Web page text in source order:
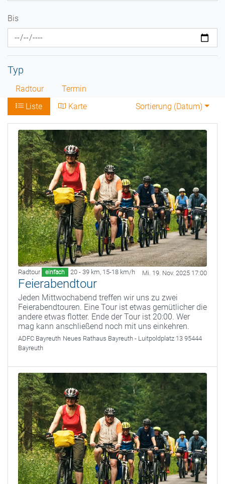
Bis
Typ
Radtour
Termin
Liste
Karte Sortierung (Datum)
Radtour einfach 20 - 39 km, 15-18 km/h Mi. 19. Nov. 2025 17:00
Feierabendtour
Jeden Mittwochabend treffen wir uns zu zwei
Feierabendtouren. Eine Tour ist etwas gemütlicher die
andere etwas flotter. Ende der Tour ist 20:00. Wer
mag kann anschließend noch mit uns einkehren.
ADFC Bayreuth Neues Rathaus Bayreuth - Luitpoldplatz 13 95444
Bayreuth